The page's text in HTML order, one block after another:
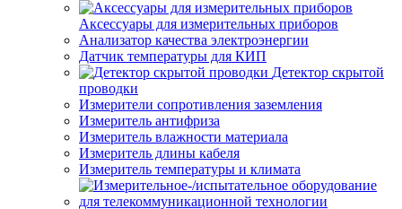
Аксессуары для измерительных приборов
Анализатор качества электроэнергии
Датчик температуры для КИП
Детектор скрытой
проводки
Измерители сопротивления заземления
Измеритель антифриза
Измеритель влажности материала
Измеритель длины кабеля
Измеритель температуры и климата